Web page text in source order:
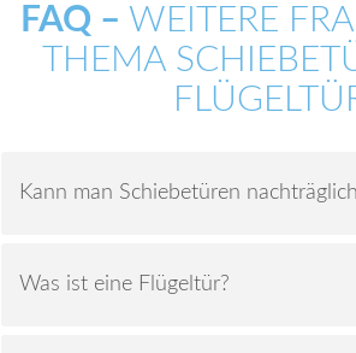
FAQ – WEITERE
THEMA
Kann man Schiebetüren
Was ist eine Flügeltür?